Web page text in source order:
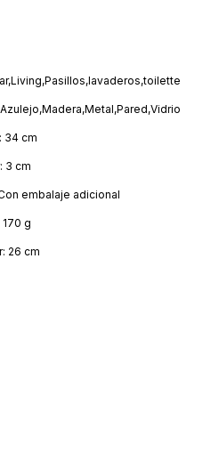
34 cm
3 cm
embalaje adicional
g
26 cm